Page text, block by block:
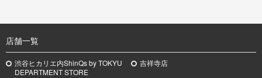
店舗一覧
渋谷ヒカリエ内ShinQs by TOKYU
DEPARTMENT STORE
吉祥寺店